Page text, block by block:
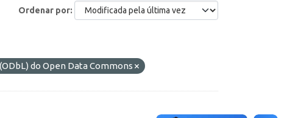
Ordenar por
do Open Data Commons